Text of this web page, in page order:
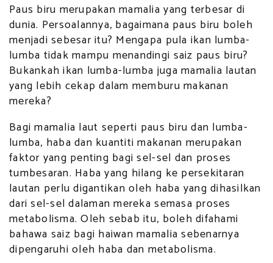
Paus biru merupakan mamalia yang terbesar di
dunia. Persoalannya, bagaimana paus biru boleh
menjadi sebesar itu? Mengapa pula ikan lumba-
lumba tidak mampu menandingi saiz paus biru?
Bukankah ikan lumba-lumba juga mamalia lautan
yang lebih cekap dalam memburu makanan
mereka?
Bagi mamalia laut seperti paus biru dan lumba-
lumba, haba dan kuantiti makanan merupakan
faktor yang penting bagi sel-sel dan proses
tumbesaran. Haba yang hilang ke persekitaran
lautan perlu digantikan oleh haba yang dihasilkan
dari sel-sel dalaman mereka semasa proses
metabolisma. Oleh sebab itu, boleh difahami
bahawa saiz bagi haiwan mamalia sebenarnya
dipengaruhi oleh haba dan metabolisma.